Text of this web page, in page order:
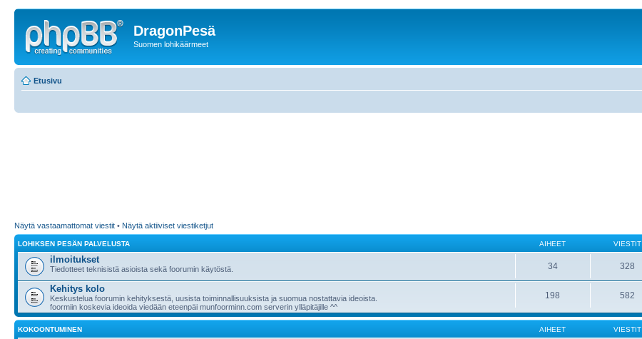
DragonPesä
Suomen lohikäärmeet
Etusivu
Näytä vastaamattomat viestit • Näytä aktiiviset viestiketjut
LOHIKSEN PESÄN PALVELUSTA AIHEET VIESTIT
ilmoitukset
Tiedotteet teknisistä asioista sekä foorumin käytöstä. 34 328
Kehitys kolo
Keskustelua foorumin kehityksestä, uusista toiminnallisuuksista ja suomua nostattavia ideoista.
foormiin koskevia ideoida viedään eteenpäi munfoorminn.com serverin ylläpitäjille ^^
198 582
KOKOONTUMINEN AIHEET VIESTIT